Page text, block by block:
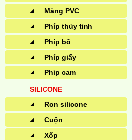
Màng PVC
Phíp thủy tinh
Phíp bố
Phíp giấy
Phíp cam
SILICONE
Ron silicone
Cuộn
Xốp